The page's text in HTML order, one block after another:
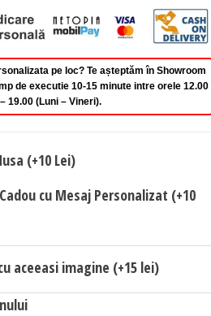
pe loc? Te așteptăm în Showroom
de executie 10-15 minute intre orele 12.00
– 19.00 (Luni – Vineri).
(+10 Lei)
cu Mesaj Personalizat (+10
aceeasi imagine (+15 lei)